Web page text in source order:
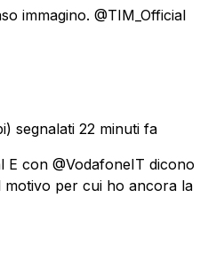
immagino. @TIM_Official
segnalati 22 minuti fa
E con @VodafoneIT dicono
motivo per cui ho ancora la